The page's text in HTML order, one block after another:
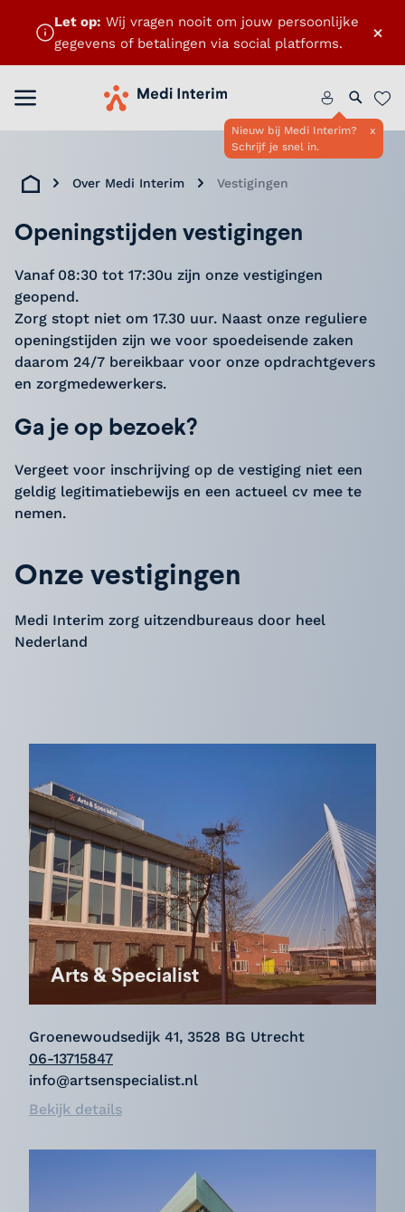
×
Let op: Wij vragen nooit om jouw persoonlijke
gegevens of betalingen via social platforms.
Menu openenHome
Nieuw bij Medi Interim?
Schrijf je snel in.
x
Zoeken
Home
Over Medi Interim Vestigingen
Openingstijden vestigingen
Vanaf 08:30 tot 17:30u zijn onze vestigingen
geopend.
Zorg stopt niet om 17.30 uur. Naast onze reguliere
openingstijden zijn we voor spoedeisende zaken
daarom 24/7 bereikbaar voor onze opdrachtgevers
en zorgmedewerkers.
Ga je op bezoek?
Vergeet voor inschrijving op de vestiging niet een
geldig legitimatiebewijs en een actueel cv mee te
nemen.
Onze vestigingen
Medi Interim zorg uitzendbureaus door heel
Nederland
Arts & Specialist
Groenewoudsedijk 41, 3528 BG Utrecht
06-13715847
info@artsenspecialist.nl
Bekijk details